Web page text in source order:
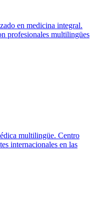
en medicina integral.
profesionales multilingües
multilingüe. Centro
internacionales en las